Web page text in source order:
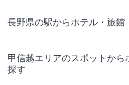
長野県の駅からホテル・旅館
甲信越エリアのスポットから
探す